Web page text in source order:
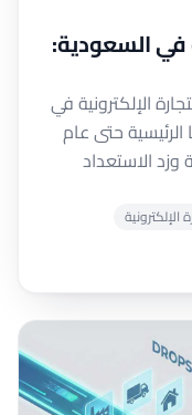
في السعودية:
الإلكترونية في
الرئيسية حتى عام
وزد الاستعداد